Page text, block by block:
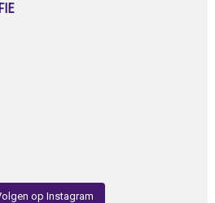
op Instagram